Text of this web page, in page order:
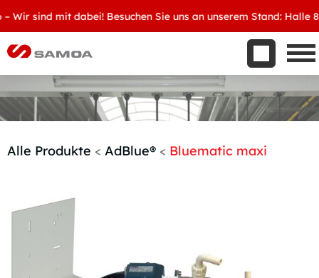
sind mit dabei! Besuchen Sie uns an unserem Stand: Halle 8,
Aktuelles
Kontakt
Handelspartner werden
Alle Produkte < AdBlue® < Bluematic maxi